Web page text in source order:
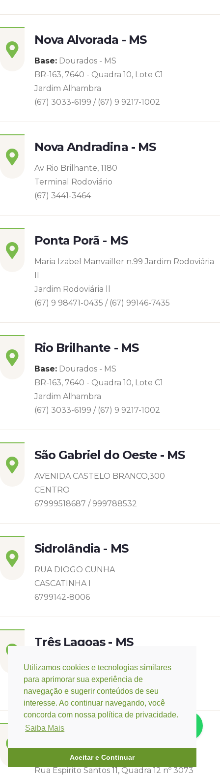
Utilizamos cookies e tecnologias similares
para aprimorar sua experiência de
navegação e sugerir conteúdos de seu
interesse. Ao continuar navegando, você
concorda com nossa política de privacidade.
Saiba Mais
Aceitar e Continuar
Nova Alvorada - MS
Base: Dourados - MS
BR-163, 7640 - Quadra 10, Lote C1
Jardim Alhambra
(67) 3033-6199 / (67) 9 9217-1002
Nova Andradina - MS
Av Rio Brilhante, 1180
Terminal Rodoviário
(67) 3441-3464
Ponta Porã - MS
Maria Izabel Manvailler n.99 Jardim Rodoviária
II
Jardim Rodoviária ll
(67) 9 98471-0435 / (67) 99146-7435
Rio Brilhante - MS
Base: Dourados - MS
BR-163, 7640 - Quadra 10, Lote C1
Jardim Alhambra
(67) 3033-6199 / (67) 9 9217-1002
São Gabriel do Oeste - MS
AVENIDA CASTELO BRANCO,300
CENTRO
67999518687 / 999788532
Sidrolândia - MS
RUA DIOGO CUNHA
CASCATINHA I
6799142-8006
Três Lagoas - MS
Rua Eurídice Chagas Cruz, 2675
Centro
(67) 9 9249-5406
Campo Verde - MT
Rondonópolis - MT
Rua Espirito Santos 11, Quadra 12 nº 3073